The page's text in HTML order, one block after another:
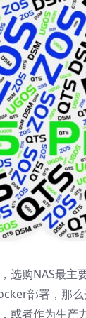
选购NAS最主
部署，那
或者作为生